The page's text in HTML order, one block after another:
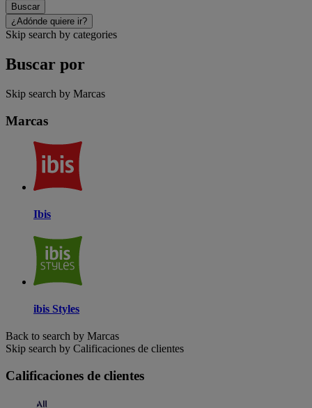
Buscar
¿Adónde quiere ir?
Skip search by categories
Buscar por
Skip search by Marcas
Marcas
Ibis
ibis Styles
Back to search by Marcas
Skip search by Calificaciones de clientes
Calificaciones de clientes